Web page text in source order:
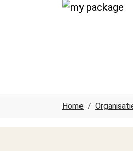
Spring naar hoofd-inhoud
Skip to page footer
Home